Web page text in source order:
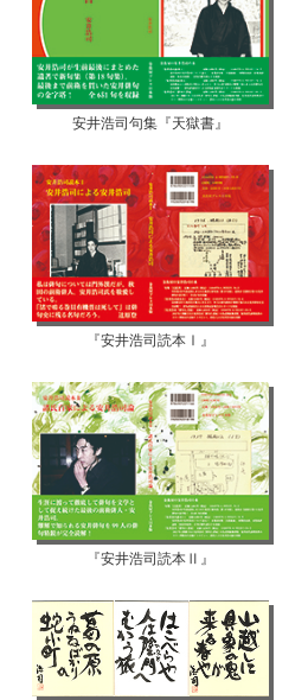
安井浩司句集『天獄書』
『安井浩司読本Ⅰ』
『安井浩司読本Ⅱ』